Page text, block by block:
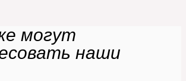
могут
наши